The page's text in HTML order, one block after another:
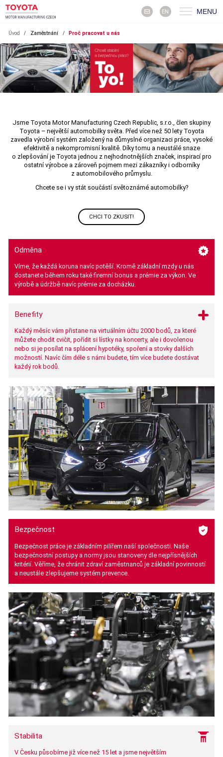
EN MENU
Úvod / Zaměstnání / Proč pracovat u nás
Jsme Toyota Motor Manufacturing Czech Republic, s.r.o., člen skupiny
Toyota – největší automobilky světa. Před více než 50 lety Toyota
zavedla výrobní systém založený na důmyslné organizaci práce, vysoké
efektivitě a nekompromisní kvalitě. Díky tomu a neustálé snaze
o zlepšování je Toyota jednou z nejhodnotnějších značek, inspirací pro
ostatní výrobce a zároveň pojmem mezi zákazníky i odborníky
z automobilového průmyslu.
Chcete se i vy stát součástí světoznámé automobilky?
CHCI TO ZKUSIT!
Odměna
Víme, že každá koruna navíc potěší. Kromě základní mzdy u nás
dostanete během roku také firemní bonus a prémie za výkon. Ve
výrobě a údržbě navíc prémie za docházku.
Benefity
Každý měsíc vám přistane na virtuálním účtu 2000 bodů, za které
můžete chodit cvičit, pořídit si lístky na koncerty, ale i dovolenou
nebo si je posílat na splácení hypotéky, spoření a stovky dalších
možností. Navíc čím déle s námi budete, tím více budete dostávat
každý rok bodů.
Bezpečnost
Bezpečnost práce je základním pilířem naší společnosti. Naše
bezpečnostní postupy a normy jsou stanoveny dle nejpřísnějších
kritérií. Věříme, že chránit zdraví zaměstnanců je základní povinností
a neustále zlepšujeme systém prevence.
Stabilita
V Česku působíme již více než 15 let a jsme největším